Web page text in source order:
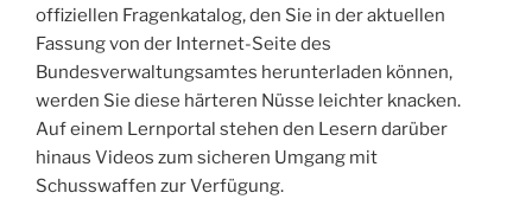
offiziellen Fragenkatalog, den Sie in der aktuellen
Fassung von der Internet-Seite des
Bundesverwaltungsamtes herunterladen können,
werden Sie diese härteren Nüsse leichter knacken.
Auf einem Lernportal stehen den Lesern darüber
hinaus Videos zum sicheren Umgang mit
Schusswaffen zur Verfügung.